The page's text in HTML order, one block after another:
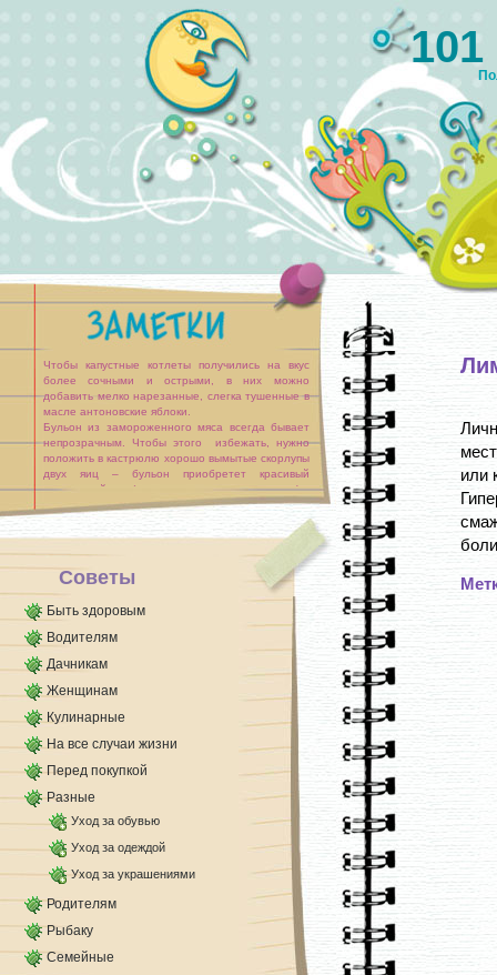
Чтобы капустные котлеты получились на вкус
более сочными и острыми, в них можно
добавить мелко нарезанные, слегка тушенные в
масле антоновские яблоки.
Бульон из замороженного мяса всегда бывает
непрозрачным. Чтобы этого избежать, нужно
положить в кастрюлю хорошо вымытые скорлупы
двух яиц – бульон приобретет красивый
аппетитный вид (потом скорлупу можно вынуть).
Советы
Быть здоровым
Водителям
Дачникам
Женщинам
Кулинарные
На все случаи жизни
Перед покупкой
Разные
Уход за обувью
Уход за одеждой
Уход за украшениями
Родителям
Рыбаку
Семейные
или